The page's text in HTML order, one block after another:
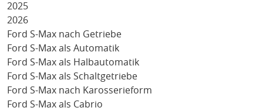
2025
2026
Ford S-Max nach Getriebe
Ford S-Max als Automatik
Ford S-Max als Halbautomatik
Ford S-Max als Schaltgetriebe
Ford S-Max nach Karosserieform
Ford S-Max als Cabrio